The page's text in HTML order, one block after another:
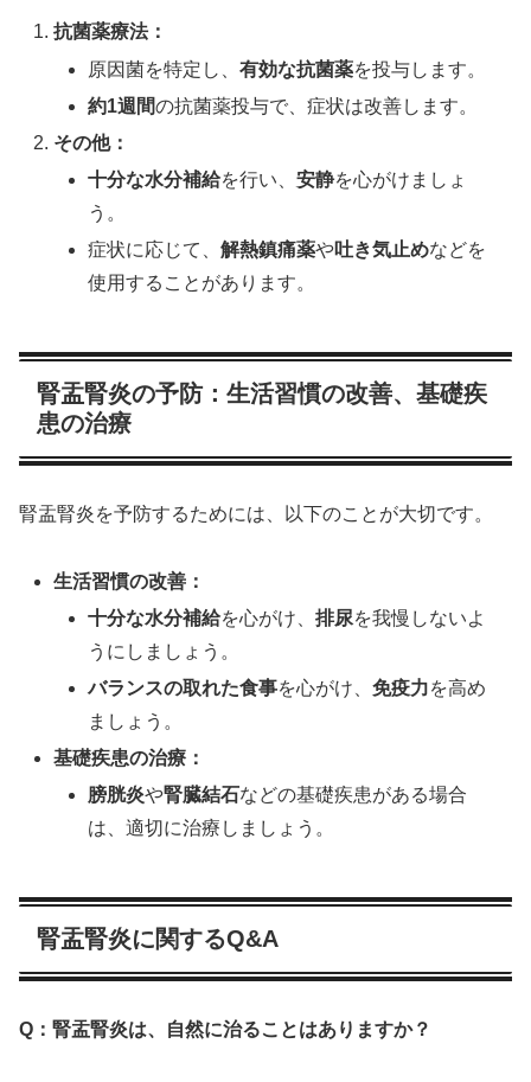
抗菌薬療法：
原因菌を特定し、有効な抗菌薬を投与します。
約1週間の抗菌薬投与で、症状は改善します。
その他：
十分な水分補給を行い、安静を心がけましょ
う。
症状に応じて、解熱鎮痛薬や吐き気止めなどを
使用することがあります。
腎盂腎炎の予防：生活習慣の改善、基礎疾
患の治療
腎盂腎炎を予防するためには、以下のことが大切です。
生活習慣の改善：
十分な水分補給を心がけ、排尿を我慢しないよ
うにしましょう。
バランスの取れた食事を心がけ、免疫力を高め
ましょう。
基礎疾患の治療：
膀胱炎や腎臓結石などの基礎疾患がある場合
は、適切に治療しましょう。
腎盂腎炎に関するQ&A
Q：腎盂腎炎は、自然に治ることはありますか？